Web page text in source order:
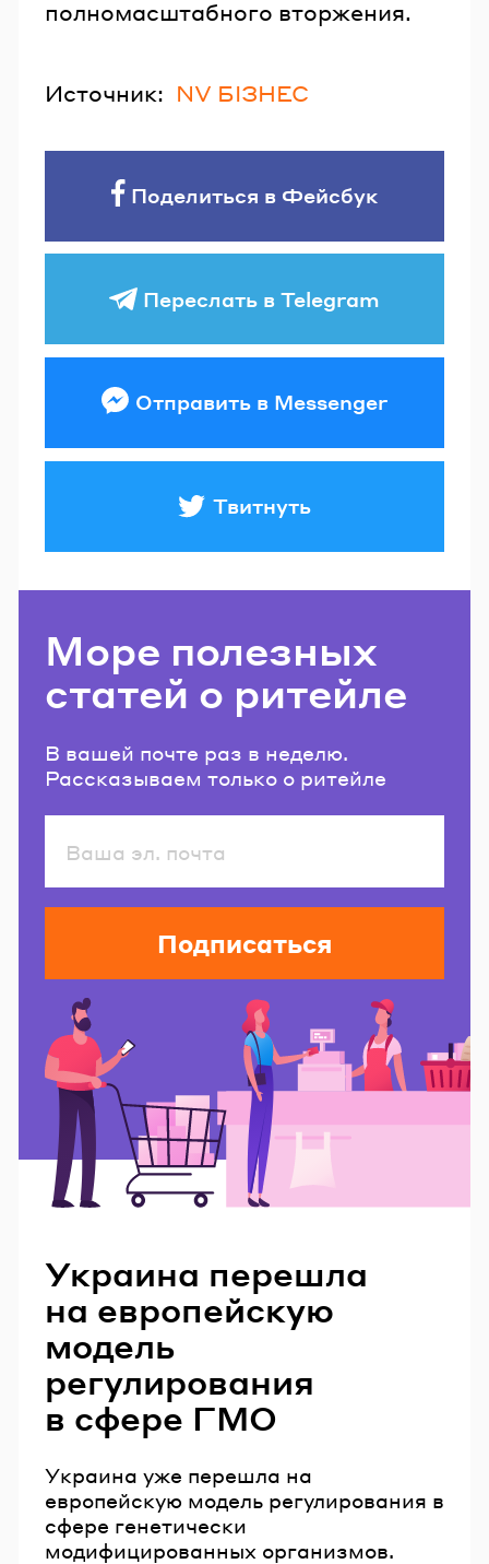
полномасштабного вторжения.
Источник: NV БІЗНЕС
Поделиться в Фейсбук
Переслать в Telegram
Отправить в Messenger
Твитнуть
Море полезных
статей о ритейле
В вашей почте раз в неделю.
Рассказываем только о ритейле
Подписаться
Украина перешла
на европейскую
модель
регулирования
в сфере ГМО
Украина уже перешла на
европейскую модель регулирования в
сфере генетически
модифицированных организмов.